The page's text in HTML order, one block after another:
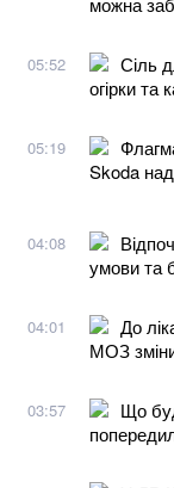
05:52
Сіль
огірки та
05:19
Skoda
04:08
умови та
04:01
До
МОЗ
03:57
Що